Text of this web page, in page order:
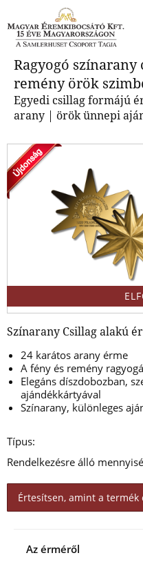
Ragyogó színarany
remény örök
Egyedi csillag formájú
arany | örök ünnepi
Színarany Csillag alakú
24 karátos arany érme
A fény és remény
Elegáns díszdobozban,
ajándékkártyával
Színarany, különleges
Típus:
Rendelkezésre álló
Értesítsen, amint a termék
Az érméről
Ragyogó
és remény